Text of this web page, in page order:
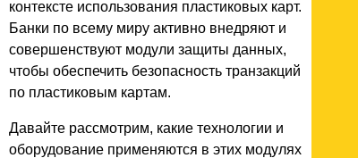
контексте использования пластиковых карт.
Банки по всему миру активно внедряют и
совершенствуют модули защиты данных,
чтобы обеспечить безопасность транзакций
по пластиковым картам.
Давайте рассмотрим, какие технологии и
оборудование применяются в этих модулях